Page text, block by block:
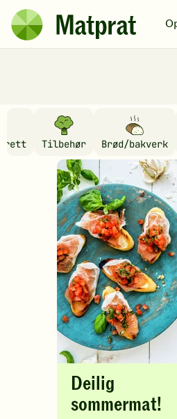
Hopp til hovedinnhold
Matprat
hjemmeside
M
Tilbehør Brød/bakverk
V
i
a
n
b
e
f
a
l
e
Deilig
sommermat!